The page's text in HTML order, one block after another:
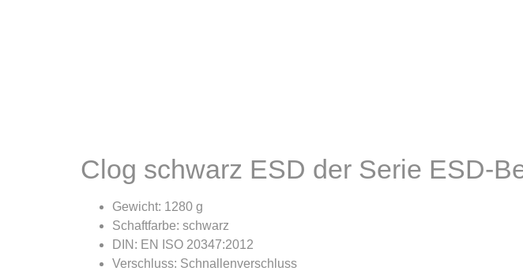
Clog schwarz ESD der Serie ESD-
Gewicht: 1280 g
Schaftfarbe: schwarz
DIN: EN ISO 20347:2012
Verschluss: Schnallenverschluss